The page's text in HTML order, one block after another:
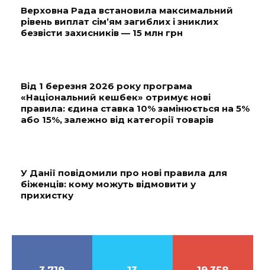
Верховна Рада встановила максимальний
рівень виплат сім’ям загиблих і зниклих
безвісти захисників — 15 млн грн
Від 1 березня 2026 року програма
«Національний кешбек» отримує нові
правила: єдина ставка 10% замінюється на 5%
або 15%, залежно від категорії товарів
У Данії повідомили про нові правила для
біженців: кому можуть відмовити у
прихистку